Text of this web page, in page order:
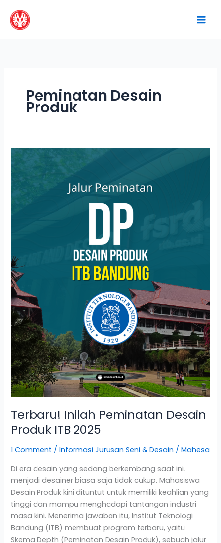
content
Peminatan Desain
Produk
Terbaru! Inilah Peminatan Desain
Produk ITB 2025
1 Comment /Informasi Jurusan Seni & Desain /Mahesa
Di era desain yang sedang berkembang saat ini,
menjadi desainer biasa saja tidak cukup. Mahasiswa
Desain Produk kini dituntut untuk memiliki keahlian yang
tinggi dan mampu menghadapi tantangan industri
masa kini. Menerima jawaban itu, Institut Teknologi
Bandung (ITB) membuat program terbaru, yaitu
Skema Depth (Peminatan Desain Produk), sebuah jalur
Terbaru!
Inilah
Peminatan
Desain
Produk